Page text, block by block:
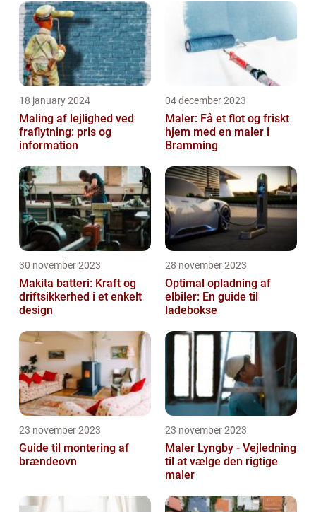
18 january 2024
Maling af lejlighed ved
fraflytning: pris og
information
04 december 2023
Maler: Få et flot og friskt
hjem med en maler i
Bramming
30 november 2023
Makita batteri: Kraft og
driftsikkerhed i et enkelt
design
28 november 2023
Optimal opladning af
elbiler: En guide til
ladebokse
23 november 2023
Guide til montering af
brændeovn
23 november 2023
Maler Lyngby - Vejledning
til at vælge den rigtige
maler